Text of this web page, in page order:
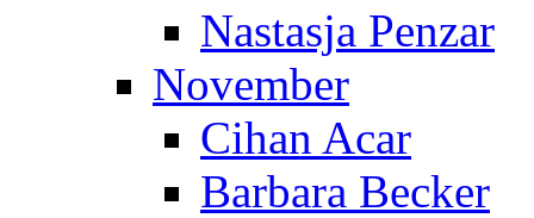
Nastasja Penzar
November
Cihan Acar
Barbara Becker